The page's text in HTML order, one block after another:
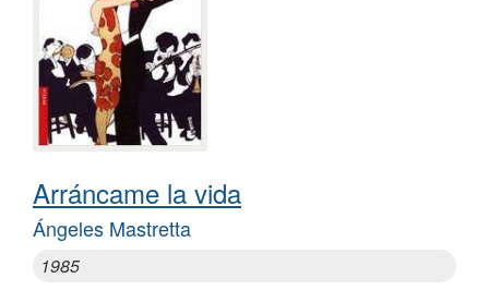
Arráncame la vida
Ángeles Mastretta
1985